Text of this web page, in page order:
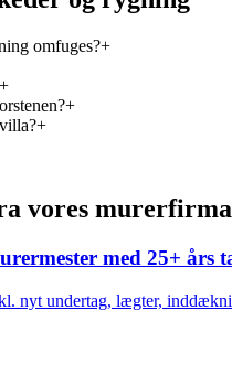
omfuges?+
+
+
vores murerfirma
med 25+ års
nyt undertag, lægter,